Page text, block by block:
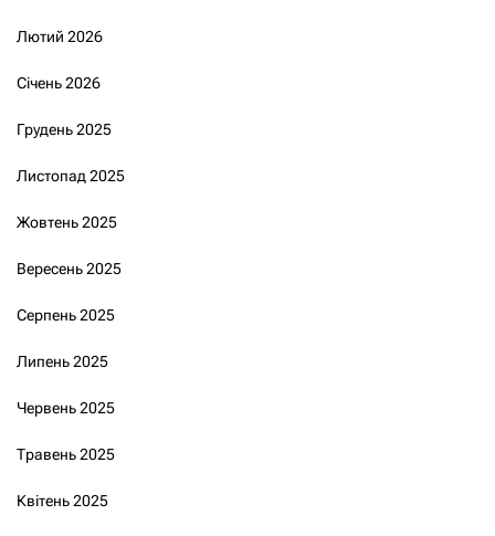
Лютий 2026
Січень 2026
Грудень 2025
Листопад 2025
Жовтень 2025
Вересень 2025
Серпень 2025
Липень 2025
Червень 2025
Травень 2025
Квітень 2025